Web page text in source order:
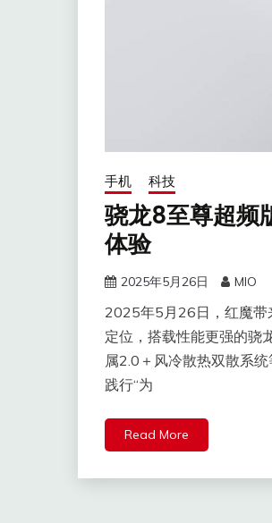
手机 科技
骁龙8至尊超频
体验
2025年5月26日 MIO
2025年5月26日，红魔带
定位，搭载性能更强的
属2.0＋风冷散热双散系
践行“为
Read More